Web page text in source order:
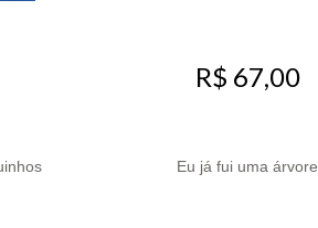
R$ 67,00
Eu já fui uma árvore